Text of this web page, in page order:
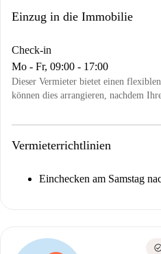
Einzug in die Immobilie
Check-in
Mo - Fr, 09:00 - 17:00
Dieser Vermieter bietet einen
können dies arrangieren, nachdem
Vermieterrichtlinien
Einchecken am Samstag